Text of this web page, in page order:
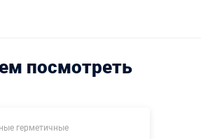
посмотреть
герметичные